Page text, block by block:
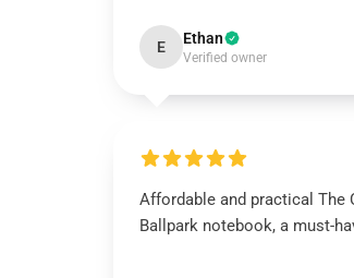
E Ethan
Verified owner
Affordable and practical The
Ballpark notebook, a must-